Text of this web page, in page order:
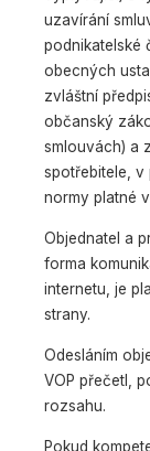
uzavírání
podnikatelské
obecných
zvláštní
občanský
smlouvách) a
spotřebitele, v
normy platné
Objednatel a
forma
internetu, je
strany.
Odesláním
VOP přečetl,
rozsahu.
Pokud